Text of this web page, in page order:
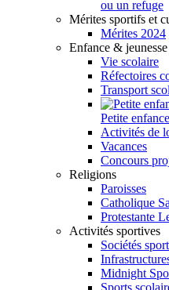
ou un refuge
Mérites sportifs et
Mérites 2024
Enfance & jeunesse
Vie scolaire
Réfectoires
Transport
Petite enfance
Activités de
Vacances
Concours
Religions
Paroisses
Catholique
Protestante
Activités sportives
Sociétés
Midnight
Sports